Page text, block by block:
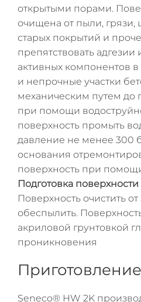
открытыми порами.
очищена от пыли, грязи,
старых покрытий и
препятствовать
активных компонентов
и непрочные участки
механическим путем до
при помощи
поверхность промыть
давление не менее 300
основания
поверхность при
Подготовка
Поверхность очистить
обеспылить.
акриловой грунтовкой
проникновения
Seneco® HW 2K